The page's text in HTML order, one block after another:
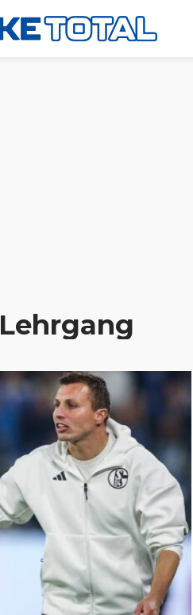
Lehrgang